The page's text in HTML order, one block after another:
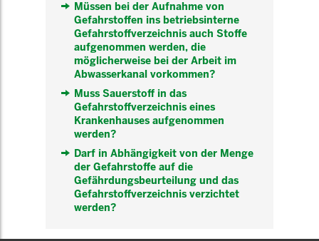
Müssen bei der Aufnahme von
Gefahrstoffen ins betriebsinterne
Gefahrstoffverzeichnis auch Stoffe
aufgenommen werden, die
möglicherweise bei der Arbeit im
Abwasserkanal vorkommen?
Muss Sauerstoff in das
Gefahrstoffverzeichnis eines
Krankenhauses aufgenommen
werden?
Darf in Abhängigkeit von der Menge
der Gefahrstoffe auf die
Gefährdungsbeurteilung und das
Gefahrstoffverzeichnis verzichtet
werden?